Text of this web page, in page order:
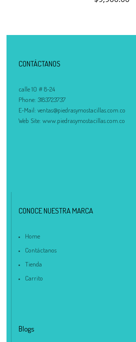
CONTÁCTANOS
calle 10 # 8-24
Phone: 3183723737
E-Mail: ventas@piedrasymostacillas.com.co
Web Site: www.piedrasymostacillas.com.co
CONOCE NUESTRA MARCA
Home
Contáctanos
Tienda
Carrito
Blogs